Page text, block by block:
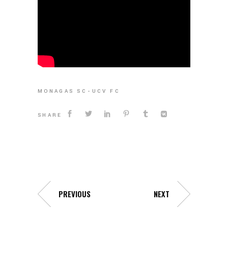
MONAGAS SC UCV FC
SHARE
PREVIOUS NEXT